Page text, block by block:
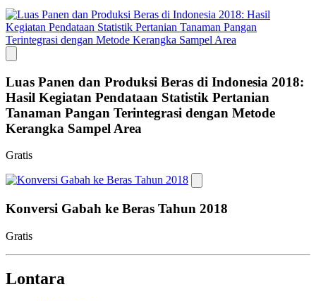
Luas Panen dan Produksi Beras di Indonesia 2018:
Hasil Kegiatan Pendataan Statistik Pertanian
Tanaman Pangan Terintegrasi dengan Metode
Kerangka Sampel Area
Gratis
Konversi Gabah ke Beras Tahun 2018
Gratis
Lontara